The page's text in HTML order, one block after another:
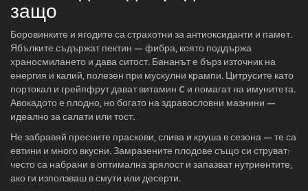
защо
Боровинките и ягодите са страхотни за антиоксиданти и памет.
Ябълките съдържат пектин — фибра, която поддържа
храносмилането и дава ситост. Бананът е бърз източник на
енергия и калий, полезен при мускулни крампи. Цитрусите като
портокал и грейпфрут дават витамин C и помагат на имунитета.
Авокадото е плодно, но богато на здравословни мазнини —
идеално за салати или тост.
Не забравяй пресните праскови, слива и круша в сезона — те са
евтини и много вкусни. Замразените плодове също си струват:
често са набрани в оптимална зрялост и запазват нутриентите,
ако ги използваш в смути или десерти.